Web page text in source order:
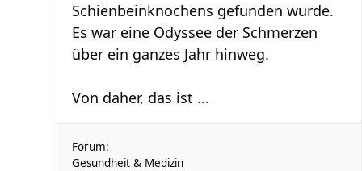
Schienbeinknochens gefunden wurde.
Es war eine Odyssee der Schmerzen
über ein ganzes Jahr hinweg.
Von daher, das ist ...
Forum:
Gesundheit & Medizin